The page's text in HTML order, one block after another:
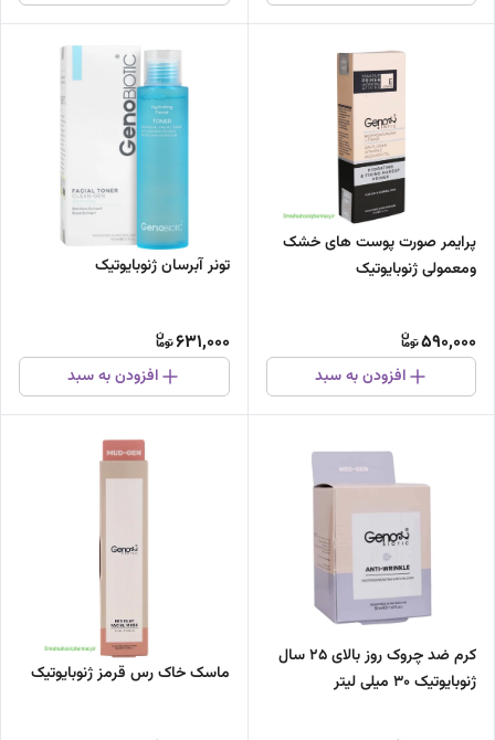
پرایمر صورت پوست های خشک
ومعمولی ژنوبایوتیک
590,000
افزودن به سبد
تونر آبرسان ژنوبایوتیک
631,000
افزودن به سبد
کرم ضد چروک روز بالای 25 سال
ژنوبایوتیک 30 میلی لیتر
ماسک خاک رس قرمز‌ ژنوبایوتیک